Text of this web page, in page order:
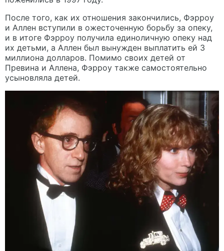
После того, как их отношения закончились, Фэрроу
и Аллен вступили в ожесточенную борьбу за опеку,
и в итоге Фэрроу получила единоличную опеку над
их детьми, а Аллен был вынужден выплатить ей 3
миллиона долларов. Помимо своих детей от
Превина и Аллена, Фэрроу также самостоятельно
усыновляла детей.